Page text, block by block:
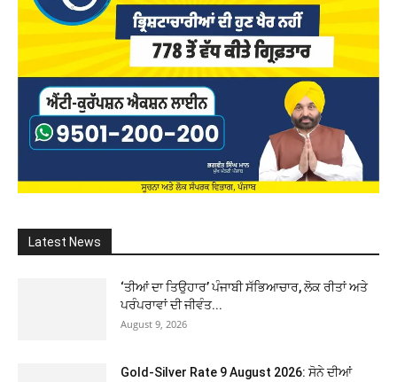
Latest News
‘ਤੀਆਂ ਦਾ ਤਿਉਹਾਰ’ ਪੰਜਾਬੀ ਸੱਭਿਆਚਾਰ, ਲੋਕ ਰੀਤਾਂ ਅਤੇ
ਪਰੰਪਰਾਵਾਂ ਦੀ ਜੀਵੰਤ...
August 9, 2026
Gold-Silver Rate 9 August 2026: ਸੋਨੇ ਦੀਆਂ